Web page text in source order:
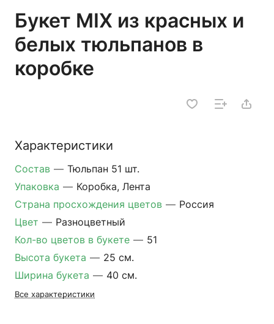
Букет MIX из красных и
белых тюльпанов в
коробке
Характеристики
Состав — Тюльпан 51 шт.
Упаковка — Коробка, Лента
Страна просхождения цветов — Россия
Цвет — Разноцветный
Кол-во цветов в букете — 51
Высота букета — 25 см.
Ширина букета — 40 см.
Все характеристики